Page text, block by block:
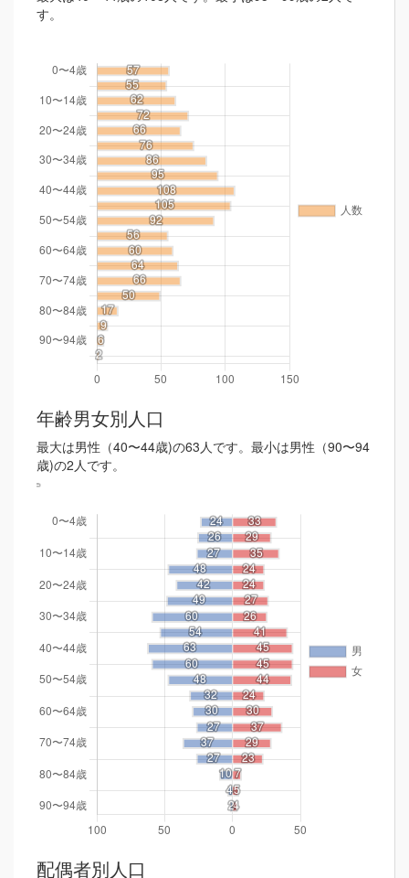
す。
年齢男女別人口
最大は男性（40〜44歳)の63人です。最小は男性（90〜94
歳)の2人です。
配偶者別人口